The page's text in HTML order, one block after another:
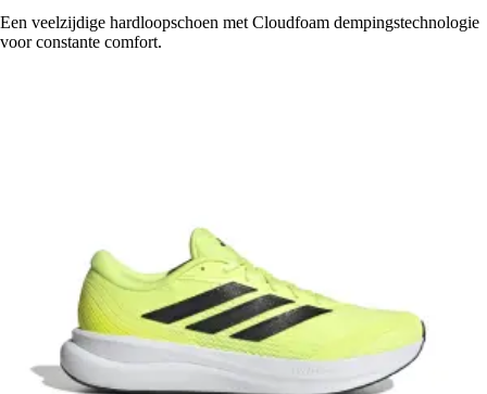
Een veelzijdige hardloopschoen met Cloudfoam dempingstechnologie
voor constante comfort.